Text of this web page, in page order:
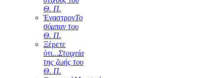
Θ. Π.
ΈναστρονΤο
σύμπαν του
Θ. Π.
Ξέρετε
ότι...Στοιχεία
της ζωής του
Θ. Π.